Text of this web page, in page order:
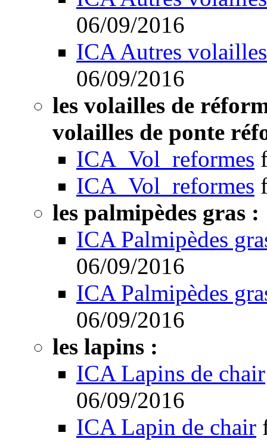
06/09/2016
ICA Autres volailles
06/09/2016
les volailles de
volailles de ponte
ICA_Vol_reformes
ICA_Vol_reformes
les palmipèdes gras :
ICA Palmipèdes
06/09/2016
ICA Palmipèdes
06/09/2016
les lapins :
ICA Lapins de chair
06/09/2016
ICA Lapin de chair